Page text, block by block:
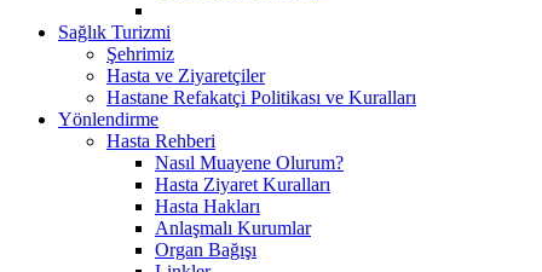
Sağlık Turizmi
Şehrimiz
Hasta ve Ziyaretçiler
Hastane Refakatçi Politikası ve Kuralları
Yönlendirme
Hasta Rehberi
Nasıl Muayene Olurum?
Hasta Ziyaret Kuralları
Hasta Hakları
Anlaşmalı Kurumlar
Organ Bağışı